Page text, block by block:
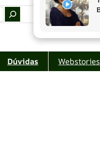
Dúvidas Webstories